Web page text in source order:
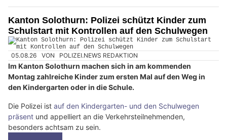
Kanton Solothurn: Polizei schützt Kinder zum
Schulstart mit Kontrollen auf den Schulwegen
05.08.26 VON POLIZEI.NEWS REDAKTION
Im Kanton Solothurn machen sich in am kommenden
Montag zahlreiche Kinder zum ersten Mal auf den Weg in
den Kindergarten oder in die Schule.
Die Polizei ist auf den Kindergarten- und den Schulwegen
präsent und appelliert an die Verkehrsteilnehmenden,
besonders achtsam zu sein.